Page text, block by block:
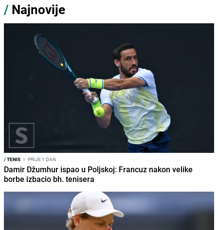
/ Najnovije
/TENIS I PRIJE 1 DAN
Damir Džumhur ispao u Poljskoj: Francuz nakon velike
borbe izbacio bh. tenisera